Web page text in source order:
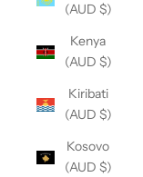
(AUD $)
Kenya
(AUD $)
Kiribati
(AUD $)
Kosovo
(AUD $)